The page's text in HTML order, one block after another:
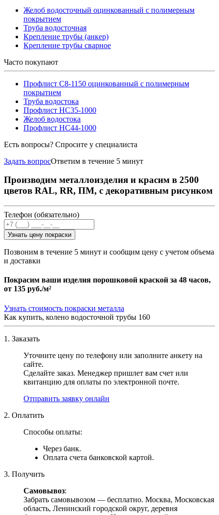
Желоб водосточный оцинкованный с полимерным
покрытием
Труба водосточная
Крепление трубы (анкер)
Крепление трубы сварное
Часто покупают
Профлист С8-1150 оцинкованный с полимерным
покрытием
Труба водостока
Профлист НС35-1000
Желоб водостока
Профлист НС44-1000
Есть вопросы? Спросите у специалиста
Задать вопросОтветим в течение 5 минут
Производим металлоизделия и красим в 2500
цветов RAL, RR, ПМ, с декоративным рисунком
Телефон (обязательно)
Узнать цену покраски
Позвоним в течение 5 минут и сообщим цену с учетом объема
и доставки
Покрасим ваши изделия порошковой краской за 48 часов,
от 135 руб./м²
Узнать стоимость покраски металла
Как купить, колено водосточной трубы 160
1. Заказать
Уточните цену по телефону или заполните анкету на
сайте.
Сделайте заказ. Менеджер пришлет вам счет или
квитанцию для оплаты по электронной почте.
Отправить заявку онлайн
2. Оплатить
Способы оплаты:
Через банк.
Оплата счета банковской картой.
3. Получить
Самовывоз:
Забрать самовывозом — бесплатно. Москва, Московская
область, Ленинский городской округ, деревня